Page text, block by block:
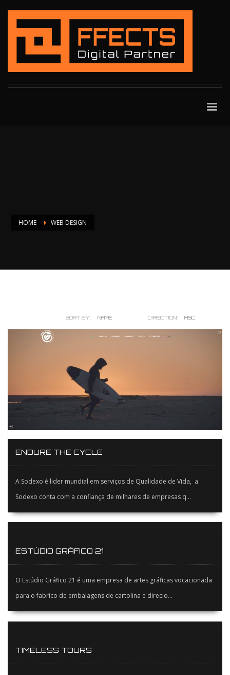
HOME WEB DESIGN
SORT BY: NAME DIRECTION: ASC
ENDURE THE CYCLE
A Sodexo é lider mundial em serviços de Qualidade de Vida, a
Sodexo conta com a confiança de milhares de empresas q...
ESTÚDIO GRÁFICO 21
O Estúdio Gráfico 21 é uma empresa de artes gráficas vocacionada
para o fabrico de embalagens de cartolina e direcio...
TIMELESS TOURS